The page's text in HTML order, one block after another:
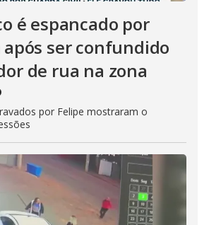
é espancado por
ser confundido
de rua na zona
por Felipe mostraram o